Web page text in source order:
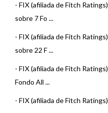
- FIX (afiliada de Fitch
sobre 7 Fo ...
- FIX (afiliada de Fitch
sobre 22 F ...
- FIX (afiliada de Fitch
Fondo All ...
- FIX (afiliada de Fitch